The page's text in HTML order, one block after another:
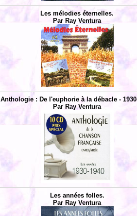
Les mélodies éternelles.
Par Ray Ventura
Anthologie : De l'euphorie à la débacle -
Par Ray Ventura
Les années folles.
Par Ray Ventura